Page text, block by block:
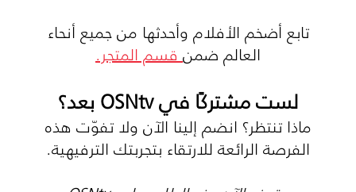
تابع أضخم الأفلام وأحدثها من جميع أنحاء
العالم ضمنقسم المتجر.
لست مشتركًا في OSNtv بعد؟
ماذا تنتظر؟ انضم إلينا الآن ولا تفوّت هذه
الفرصة الرائعة للارتقاء بتجربتك الترفيهية.